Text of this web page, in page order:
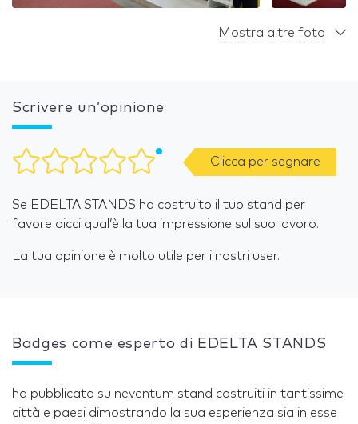
Mostra altre foto
Scrivere un’opinione
Clicca per segnare
Se EDELTA STANDS ha costruito il tuo stand per
favore dicci qual’è la tua impressione sul suo lavoro.
La tua opinione è molto utile per i nostri user.
Badges come esperto di EDELTA STANDS
ha pubblicato su neventum stand costruiti in tantissime
città e paesi dimostrando la sua esperienza sia in esse